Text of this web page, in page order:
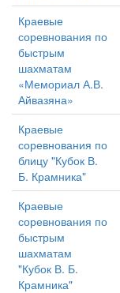
Краевые
соревнования по
быстрым
шахматам
«Мемориал А.В.
Айвазяна»
Краевые
соревнования по
блицу "Кубок В.
Б. Крамника"
Краевые
соревнования по
быстрым
шахматам
"Кубок В. Б.
Крамника"